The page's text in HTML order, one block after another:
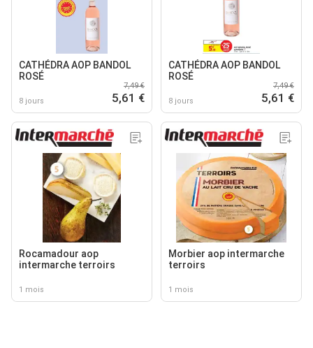
CATHÉDRA AOP BANDOL
ROSÉ
8 jours
7,49 €
5,61 €
CATHÉDRA AOP BANDOL
ROSÉ
8 jours
7,49 €
5,61 €
Rocamadour aop
intermarche terroirs
1 mois
Morbier aop intermarche
terroirs
1 mois